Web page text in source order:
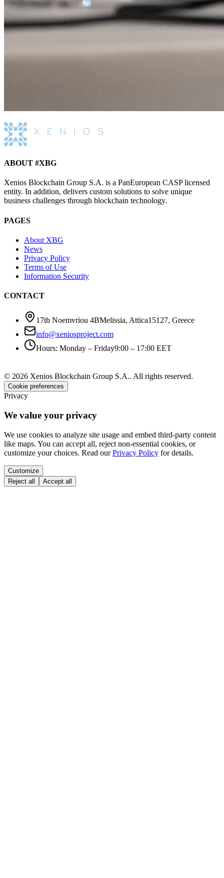
ABOUT #XBG
Xenios Blockchain Group S.A. is a PanEuropean CASP licensed
entity. In addition, delivers custom solutions to solve unique
business challenges through blockchain technology.
PAGES
About XBG
News
Privacy Policy
Terms of Use
Information Security
CONTACT
17th Noemvriou 4BMelissia, Attica15127, Greece
info@xeniosproject.com
Hours: Monday – Friday9:00 – 17:00 EET
© 2026 Xenios Blockchain Group S.A.. All rights reserved.
Cookie preferences
Privacy
We value your privacy
We use cookies to analyze site usage and embed third-party content
like maps. You can accept all, reject non-essential cookies, or
customize your choices. Read ourPrivacy Policy for details.
Customize
Reject all
Accept all